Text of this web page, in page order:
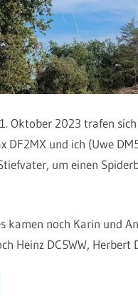
Oktober 2023 trafen
DF2MX und ich (Uwe
um einen
kamen noch Karin und
Heinz DC5WW, Herbert